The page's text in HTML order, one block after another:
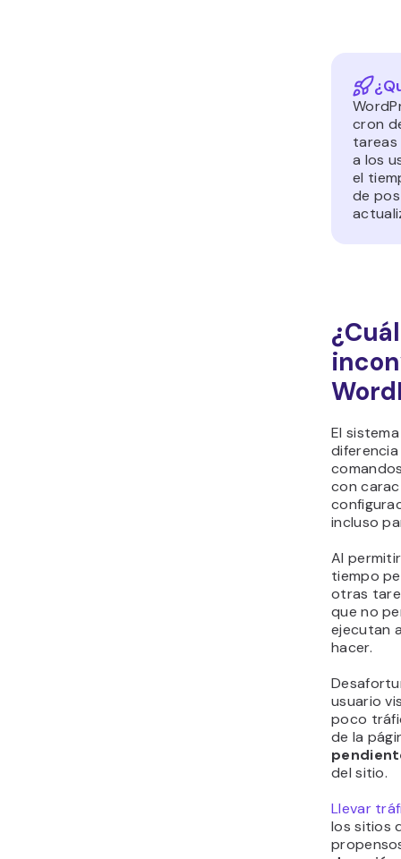
cron
tareas
a los
el
de
El
con
incluso
Al
tiempo
otras
que no
ejecutan
hacer.
usuario
poco
de la
del sitio.
Llevar
los sitios